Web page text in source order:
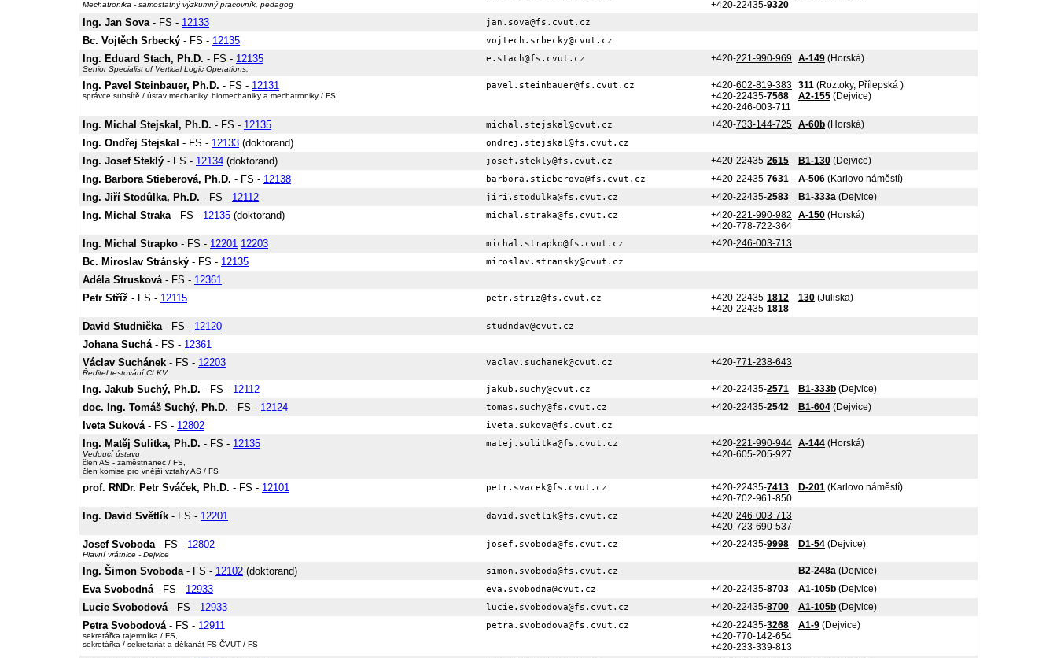
Mechatronika - samostatný výzkumný pracovník, pedagog
+420-22435-9320
Ing. Jan Sova- FS - 12133
Bc. Vojtěch Srbecký - FS - 12135
Ing. Eduard Stach, Ph.D. - FS - 12135
Senior Specialist of Vertical Logic Operations;
+420-221-990-969 A-149 (Horská)
Ing. Pavel Steinbauer, Ph.D. - FS - 12131
správce subsítě / ústav mechaniky, biomechaniky a mechatroniky / FS
+420-602-819-383
+420-22435-7568
+420-246-003-711
311 (Roztoky, Přílepská )
A2-155 (Dejvice)
Ing. Michal Stejskal, Ph.D. - FS - 12135 +420-733-144-725 A-60b (Horská)
Ing. Ondřej Stejskal - FS - 12133 (doktorand)
Ing. Josef Steklý - FS - 12134 (doktorand) +420-22435-2615 B1-130 (Dejvice)
Ing. Barbora Stieberová, Ph.D. - FS - 12138 +420-22435-7631 A-506 (Karlovo náměstí)
Ing. Jiří Stodůlka, Ph.D. - FS - 12112 +420-22435-2583 B1-333a (Dejvice)
Ing. Michal Straka- FS - 12135 (doktorand) +420-221-990-982
+420-778-722-364
A-150 (Horská)
Ing. Michal Strapko - FS - 12201 12203 +420-246-003-713
Bc. Miroslav Stránský - FS - 12135
Adéla Strusková- FS - 12361
Petr Stříž - FS - 12115 +420-22435-1812
+420-22435-1818
130 (Juliska)
David Studnička- FS - 12120
Johana Suchá- FS - 12361
Václav Suchánek - FS - 12203
Ředitel testování CLKV
+420-771-238-643
Ing. Jakub Suchý, Ph.D. - FS - 12112 +420-22435-2571 B1-333b (Dejvice)
doc. Ing. Tomáš Suchý, Ph.D. - FS - 12124 +420-22435-2542 B1-604 (Dejvice)
Iveta Suková- FS - 12802
Ing. Matěj Sulitka, Ph.D. - FS - 12135
Vedoucí ústavu
člen AS - zaměstnanec / FS,
člen komise pro vnější vztahy AS / FS
+420-221-990-944
+420-605-205-927
A-144 (Horská)
prof. RNDr. Petr Sváček, Ph.D. - FS - 12101 +420-22435-7413
+420-702-961-850
D-201 (Karlovo náměstí)
Ing. David Světlík - FS - 12201 +420-246-003-713
+420-723-690-537
Josef Svoboda- FS - 12802
Hlavní vrátnice - Dejvice
+420-22435-9998 D1-54 (Dejvice)
Ing. Šimon Svoboda- FS - 12102 (doktorand) B2-248a (Dejvice)
Eva Svobodná- FS - 12933 +420-22435-8703 A1-105b (Dejvice)
Lucie Svobodová- FS - 12933 +420-22435-8700 A1-105b (Dejvice)
Petra Svobodová- FS - 12911
sekretářka tajemníka / FS,
sekretářka / sekretariát a děkanát FS ČVUT / FS
+420-22435-3268
+420-770-142-654
+420-233-339-813
A1-9 (Dejvice)